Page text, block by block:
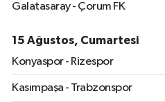
Galatasaray - Çorum FK
15 Ağustos, Cumartesi
Konyaspor - Rizespor
Kasımpaşa - Trabzonspor